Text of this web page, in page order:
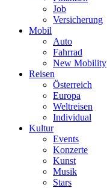
Job
Versicherung
Mobil
Auto
Fahrrad
New Mobility
Reisen
Österreich
Europa
Weltreisen
Individual
Kultur
Events
Konzerte
Kunst
Musik
Stars